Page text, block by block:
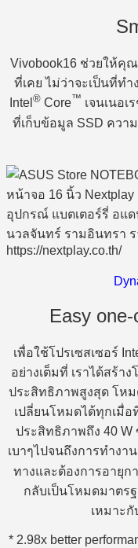
Vivobook16 ช่วยให้คุ
ที่เคย ไม่ว่าจะเป็นที่ท
Intel ® Core™ เจนเนอ
ที่เก็บข้อมูล SSD ควา
Easy
เพื่อใช้โปรเซสเซอร์
อย่างเต็มที่ เราได้สร้า
ประสิทธิภาพสูงสุด โห
เปลี่ยนโหมดได้ทุกเมื่อ
ประสิทธิภาพถึง 40 W
เบาๆไปจนถึงการทำง
ทางและต้องการอายุก
กลับเป็นโหมดมาตร
เหมาะ
* 2.98x better